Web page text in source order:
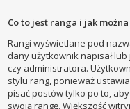
Co to jest ranga i jak
Rangi wyświetlane pod
dany użytkownik napisał
czy administratora.
stylu rang, ponieważ
pisać postów tylko po to,
swoją rangę. Większość